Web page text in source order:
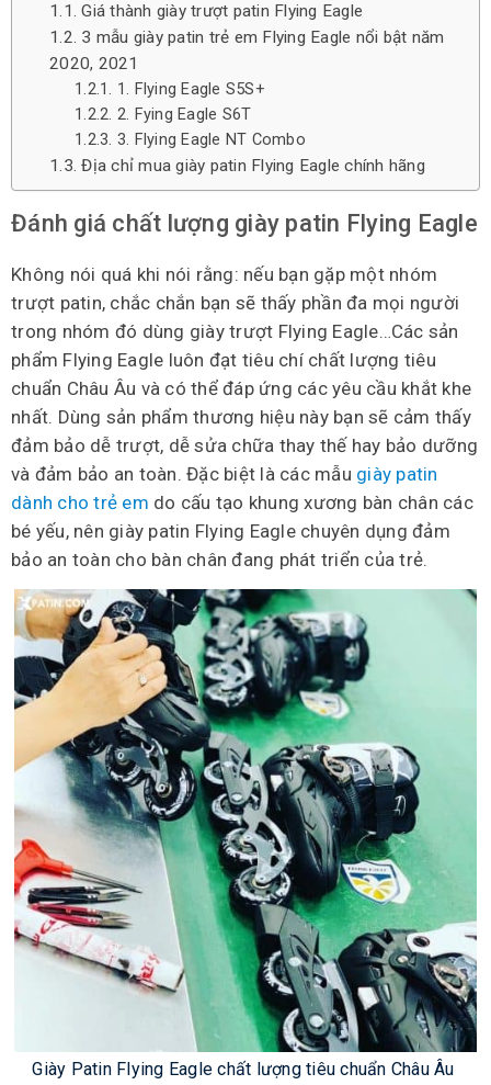
Giá thành giày trượt patin Flying Eagle
3 mẫu giày patin trẻ em Flying Eagle nổi bật năm
2020, 2021
1. Flying Eagle S5S+
2. Fying Eagle S6T
3. Flying Eagle NT Combo
Địa chỉ mua giày patin Flying Eagle chính hãng
Đánh giá chất lượng giày patin Flying Eagle
Không nói quá khi nói rằng: nếu bạn gặp một nhóm
trượt patin, chắc chắn bạn sẽ thấy phần đa mọi người
trong nhóm đó dùng giày trượt Flying Eagle…Các sản
phẩm Flying Eagle luôn đạt tiêu chí chất lượng tiêu
chuẩn Châu Âu và có thể đáp ứng các yêu cầu khắt khe
nhất. Dùng sản phẩm thương hiệu này bạn sẽ cảm thấy
đảm bảo dễ trượt, dễ sửa chữa thay thế hay bảo dưỡng
và đảm bảo an toàn. Đặc biệt là các mẫu giày patin
dành cho trẻ em do cấu tạo khung xương bàn chân các
bé yếu, nên giày patin Flying Eagle chuyên dụng đảm
bảo an toàn cho bàn chân đang phát triển của trẻ.
Giày Patin Flying Eagle chất lượng tiêu chuẩn Châu Âu